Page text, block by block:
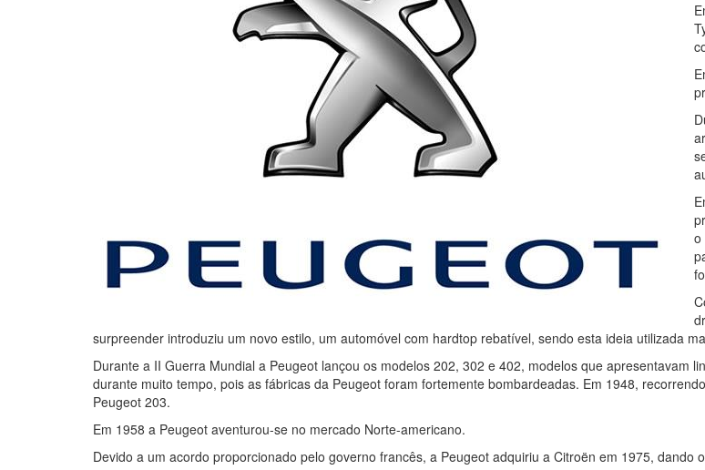
o
surpreender introduziu um novo estilo, um automóvel com hardtop rebatível, sendo esta ideia utilizada
Durante a II Guerra Mundial a Peugeot lançou os modelos 202, 302 e 402, modelos que apresentavam
durante muito tempo, pois as fábricas da Peugeot foram fortemente bombardeadas. Em 1948,
Peugeot 203.
Em 1958 a Peugeot aventurou-se no mercado Norte-americano.
Devido a um acordo proporcionado pelo governo francês, a Peugeot adquiriu a Citroën em 1975,